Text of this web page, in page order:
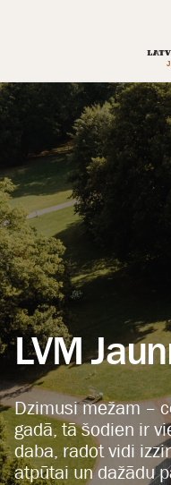
LVM
Dzimusi mežam –
gadā, tā šodien ir
daba, radot vidi
atpūtai un dažādu